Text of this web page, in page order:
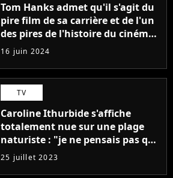
Tom Hanks admet qu'il s'agit du
pire film de sa carrière et de l'un
des pires de l'histoire du cinéma :
"L'un des films les plus
médiocres jamais réalisés"
16 juin 2024
TV
Caroline Ithurbide s'affiche
totalement nue sur une plage
naturiste : "je ne pensais pas que
j'arriverais à le faire..."
25 juillet 2023